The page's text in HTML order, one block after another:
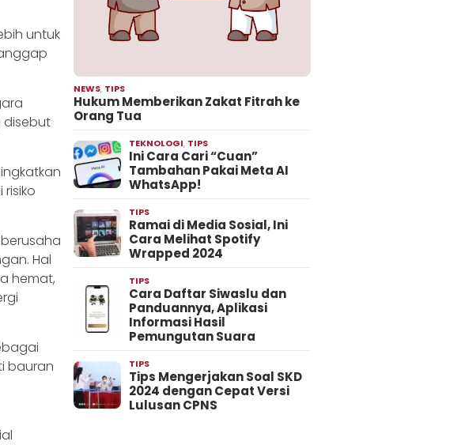
untuk
disebut
Hal
hemat,
bauran
NEWS, TIPS
Hukum Memberikan Zakat Fitrah ke
Orang Tua
TEKNOLOGI, TIPS
Ini Cara Cari “Cuan”
Tambahan Pakai Meta AI
WhatsApp!
TIPS
Ramai di Media Sosial, Ini
Cara Melihat Spotify
Wrapped 2024
TIPS
Cara Daftar Siwaslu dan
Panduannya, Aplikasi
Informasi Hasil
Pemungutan Suara
TIPS
Tips Mengerjakan Soal SKD
2024 dengan Cepat Versi
Lulusan CPNS